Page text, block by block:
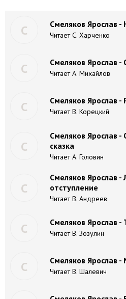
С Смеляков Ярослав
Читает С. Харченко
С Смеляков Ярослав
Читает А. Михайлов
С Смеляков Ярослав -
Читает В. Корецкий
С
Смеляков Ярослав
сказка
Читает А. Головин
С
Смеляков Ярослав -
отступление
Читает В. Андреев
С Смеляков Ярослав
Читает В. Зозулин
С Смеляков Ярослав
Читает В. Шалевич